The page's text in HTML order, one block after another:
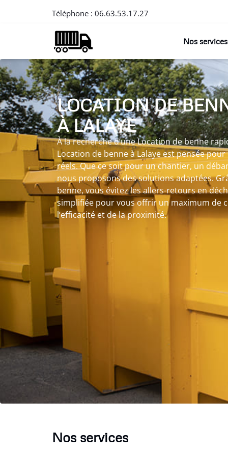
Téléphone : 06.63.53.17.27
Nos services
LOCATION DE
À LALAYE
À la recherche d’une Location de benne
Location de benne à Lalaye est pensée
réels. Que ce soit pour un chantier, un
nous proposons des solutions adaptées.
benne, vous évitez les allers-retours en
simplifiée pour vous offrir un maximum de
l’efficacité et de la proximité.
Nos services